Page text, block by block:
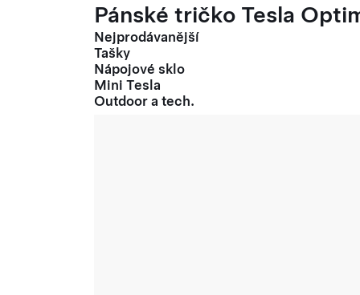
Pánské tričko Tesla
Nejprodávanější
Tašky
Nápojové sklo
Mini Tesla
Outdoor a tech.